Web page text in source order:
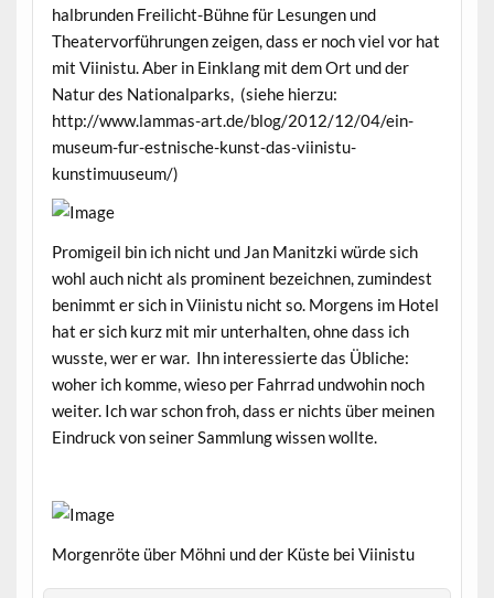
halbrunden Freilicht-Bühne für Lesungen und
Theatervorführungen zeigen, dass er noch viel vor hat
mit Viinistu. Aber in Einklang mit dem Ort und der
Natur des Nationalparks, (siehe hierzu:
http://www.lammas-art.de/blog/2012/12/04/ein-
museum-fur-estnische-kunst-das-viinistu-
kunstimuuseum/)
Promigeil bin ich nicht und Jan Manitzki würde sich
wohl auch nicht als prominent bezeichnen, zumindest
benimmt er sich in Viinistu nicht so. Morgens im Hotel
hat er sich kurz mit mir unterhalten, ohne dass ich
wusste, wer er war. Ihn interessierte das Übliche:
woher ich komme, wieso per Fahrrad undwohin noch
weiter. Ich war schon froh, dass er nichts über meinen
Eindruck von seiner Sammlung wissen wollte.
Morgenröte über Möhni und der Küste bei Viinistu